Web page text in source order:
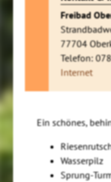
Freibad
77704
Telefon:
Internet
Ein schönes,
Wasserpilz
Sprung-